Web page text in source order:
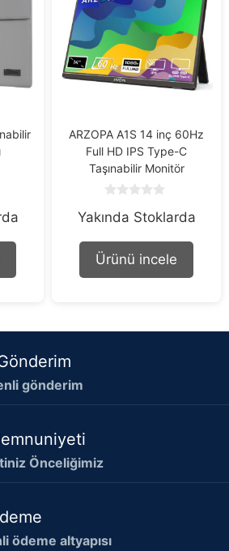
ARZOPA A1S 14 inç 60Hz
Full HD IPS Type-C
Taşınabilir Monitör
o
t
f
Yakında Stoklarda
Ürünü incele
gönderim
Önceliğimiz
ödeme altyapısı